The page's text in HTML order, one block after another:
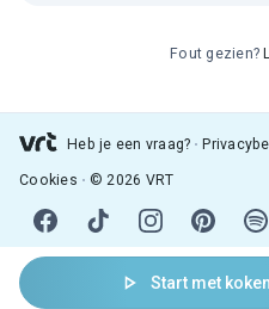
Start met koken
Fout gezien?
Heb je een vraag?
Cookies © 2026 VRT